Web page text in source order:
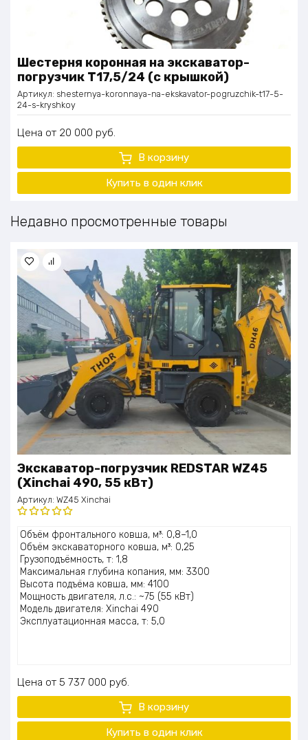
Шестерня коронная на экскаватор-
погрузчик Т17,5/24 (с крышкой)
Артикул: shesternya-koronnaya-na-ekskavator-pogruzchik-t17-5-
24-s-kryshkoy
Цена 20 000 руб.
В корзину
Купить в один клик
Недавно просмотренные товары
Экскаватор-погрузчик REDSTAR WZ45
(Xinchai 490, 55 кВт)
Артикул: WZ45 Xinchai
Оценка
5.00из 5
Объём фронтального ковша, м³: 0,8–1,0
Объём экскаваторного ковша, м³: 0,25
Грузоподъёмность, т: 1,8
Максимальная глубина копания, мм: 3300
Высота подъёма ковша, мм: 4100
Мощность двигателя, л.с.: ~75 (55 кВт)
Модель двигателя: Xinchai 490
Эксплуатационная масса, т: 5,0
Цена 5 737 000 руб.
В корзину
Купить в один клик